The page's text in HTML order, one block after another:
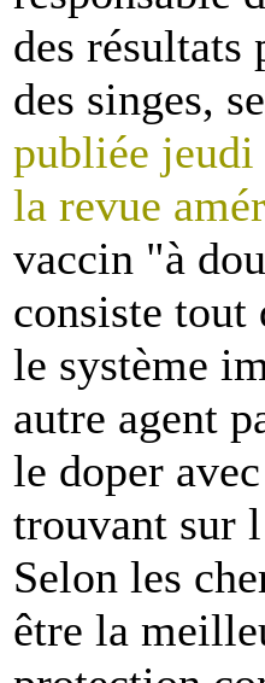
des résultats
des singes,
publiée
la revue
vaccin "à
consiste tout
le système
autre agent
le doper
trouvant sur
Selon les
être la